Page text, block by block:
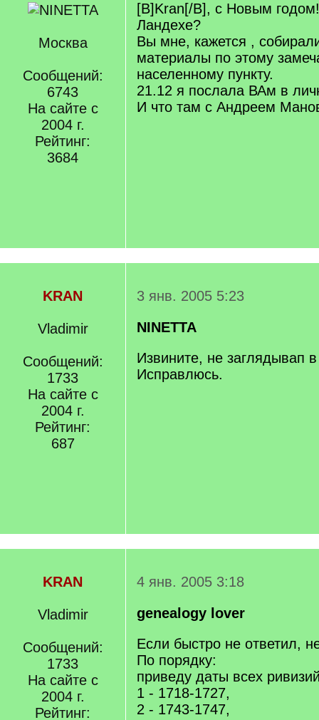
Москва
Сообщений:
6743
На сайте с
2004 г.
Рейтинг:
3684
[B]Kran[/B], с Новым
Ландехе?
Вы мне, кажется ,
материалы по этому
населенному пункту.
21.12 я послала ВАм в
И что там с Андреем
KRAN
Vladimir
Сообщений:
1733
На сайте с
2004 г.
Рейтинг:
687
3 янв. 2005 5:23
NINETTA
Извините, не заглядывап
Исправлюсь.
KRAN
Vladimir
Сообщений:
1733
На сайте с
2004 г.
Рейтинг:
4 янв. 2005 3:18
genealogy lover
Если быстро не ответил,
По порядку:
приведу даты всех
1 - 1718-1727,
2 - 1743-1747,